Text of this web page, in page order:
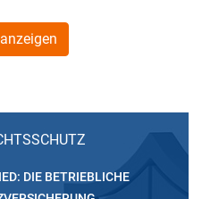
DIE BETRIEBLICHE